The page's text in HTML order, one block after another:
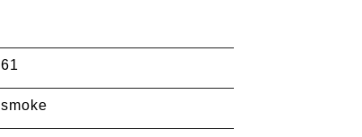
61
smoke